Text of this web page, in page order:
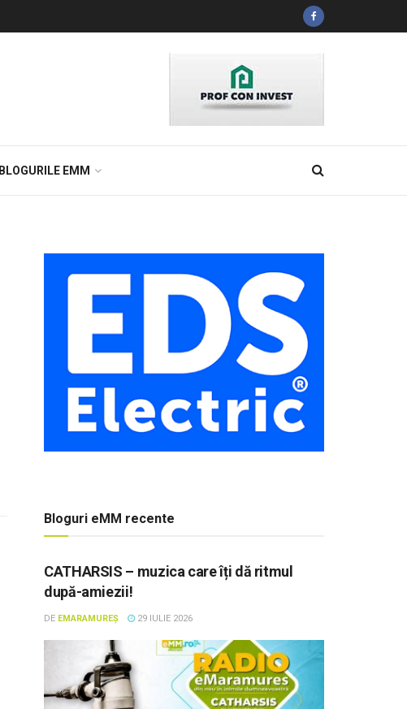
BLOGURILE EMM
Bloguri eMM recente
CATHARSIS – muzica care îți dă ritmul
după-amiezii!
DE EMARAMUREȘ 29 IULIE 2026